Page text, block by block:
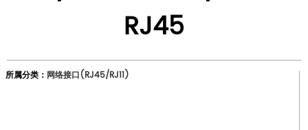
RJ45
所属分类： 网络接口(RJ45/RJ11)